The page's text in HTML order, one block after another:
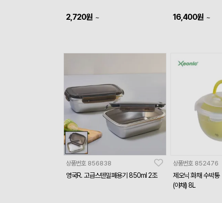
2,720원 ~ 16,400원 ~
상품번호 856838
영국R. 고급스텐밀폐용기 850ml 2조
상품번호 852476
제오닉 화채 수박통
(야채) 8L